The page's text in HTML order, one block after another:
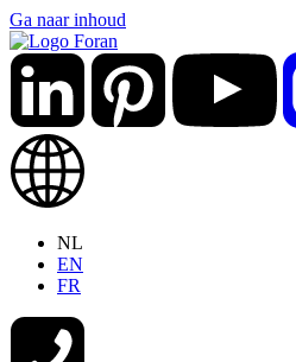
Ga naar inhoud
NL
EN
FR